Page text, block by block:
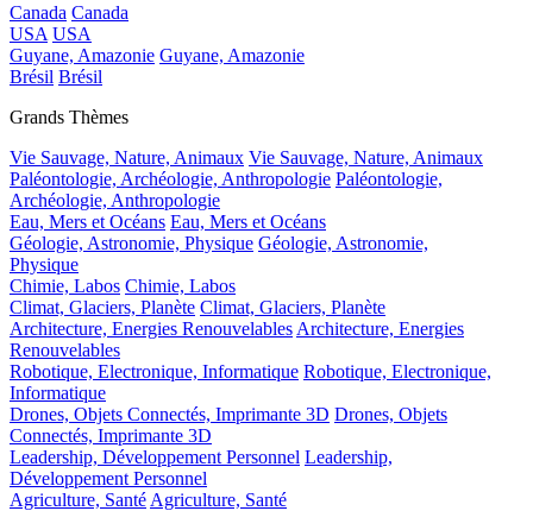
Canada Canada
USA USA
Guyane, Amazonie Guyane, Amazonie
Brésil Brésil
Grands Thèmes
Vie Sauvage, Nature, Animaux Vie Sauvage, Nature, Animaux
Paléontologie, Archéologie, Anthropologie Paléontologie,
Archéologie, Anthropologie
Eau, Mers et Océans Eau, Mers et Océans
Géologie, Astronomie, Physique Géologie, Astronomie,
Physique
Chimie, Labos Chimie, Labos
Climat, Glaciers, Planète Climat, Glaciers, Planète
Architecture, Energies Renouvelables Architecture, Energies
Renouvelables
Robotique, Electronique, Informatique Robotique, Electronique,
Informatique
Drones, Objets Connectés, Imprimante 3D Drones, Objets
Connectés, Imprimante 3D
Leadership, Développement Personnel Leadership,
Développement Personnel
Agriculture, Santé Agriculture, Santé